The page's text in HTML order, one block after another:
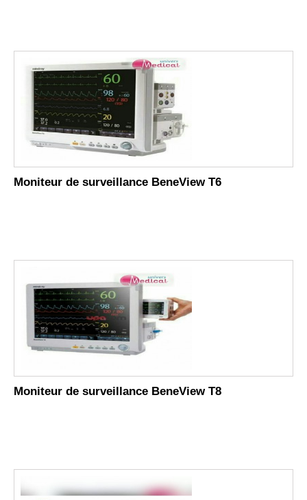
Moniteur de surveillance BeneView T6
Moniteur de surveillance BeneView T8